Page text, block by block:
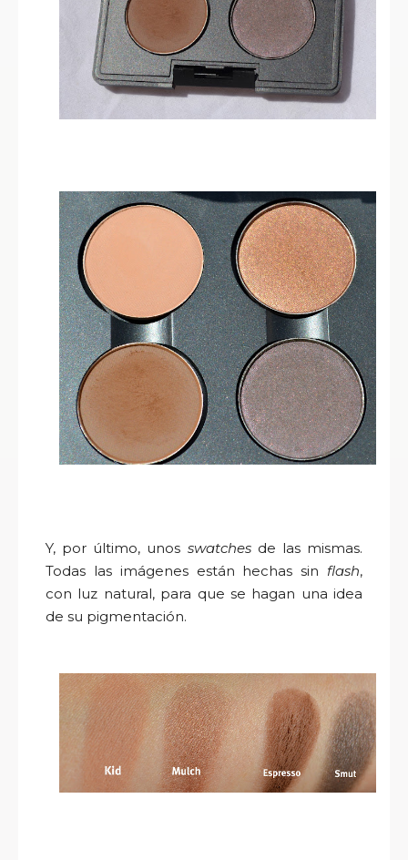
Y, por último, unos swatchesde las mismas.
Todas las imágenes están hechas sin flash,
con luz natural, para que se hagan una idea
de su pigmentación.